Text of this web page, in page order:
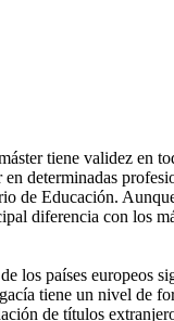
tiene validez en
determinadas
de Educación.
diferencia con los
los países europeos
tiene un nivel de
de títulos